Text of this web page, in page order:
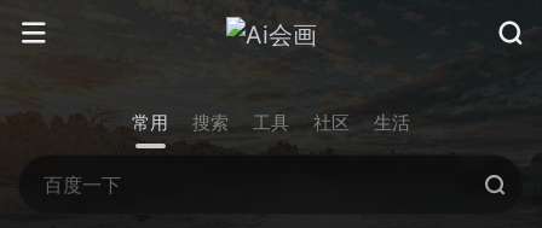
常用 搜索 工具 社区 生活